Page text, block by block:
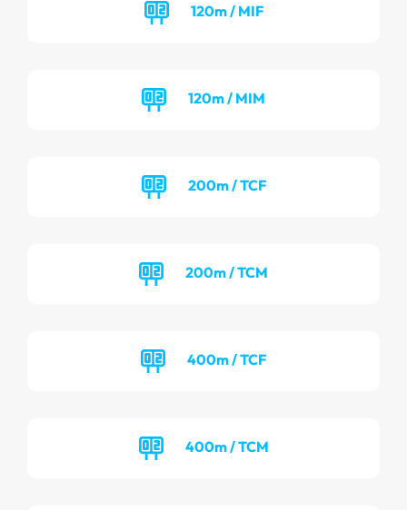
120m / MIF
120m / MIM
200m / TCF
200m / TCM
400m / TCF
400m / TCM